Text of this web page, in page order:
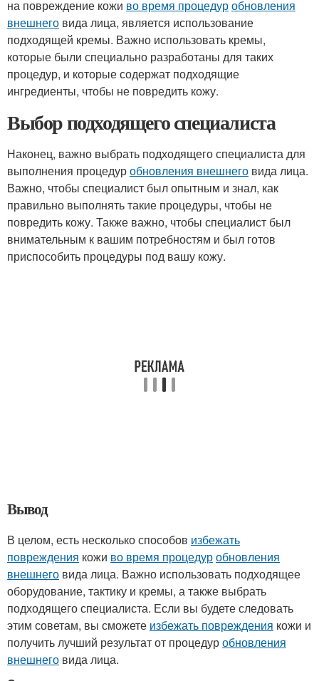
на повреждение кожи во время процедуробновления
внешнего вида лица, является использование
подходящей кремы. Важно использовать кремы,
которые были специально разработаны для таких
процедур, и которые содержат подходящие
ингредиенты, чтобы не повредить кожу.
Выбор подходящего специалиста
Наконец, важно выбрать подходящего специалиста для
выполнения процедуробновления внешнего вида лица.
Важно, чтобы специалист был опытным и знал, как
правильно выполнять такие процедуры, чтобы не
повредить кожу. Также важно, чтобы специалист был
внимательным к вашим потребностям и был готов
приспособить процедуры под вашу кожу.
Вывод
В целом, есть несколько способов избежать
повреждения кожи во время процедуробновления
внешнего вида лица. Важно использовать подходящее
оборудование, тактику и кремы, а также выбрать
подходящего специалиста. Если вы будете следовать
этим советам, вы сможете избежать повреждения кожи и
получить лучший результат от процедуробновления
внешнего вида лица.